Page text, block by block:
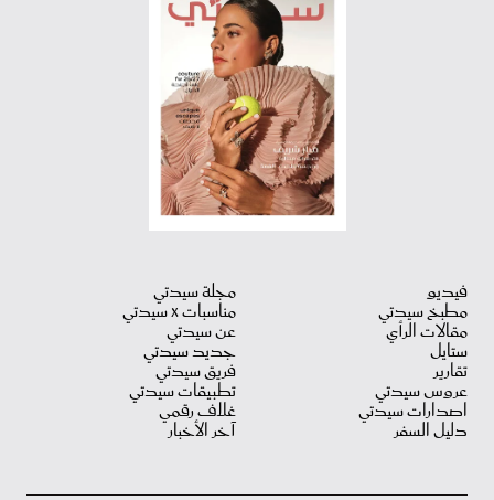
فيديو
مطبخ سيدتي
مقالات الرأي
ستايل
تقارير
عروس سيدتي
اصدارات سيدتي
دليل السفر
مجلة سيدتي
مناسبات X سيدتي
عن سيدتي
جديد سيدتي
فريق سيدتي
تطبيقات سيدتي
غلاف رقمي
آخر الأخبار